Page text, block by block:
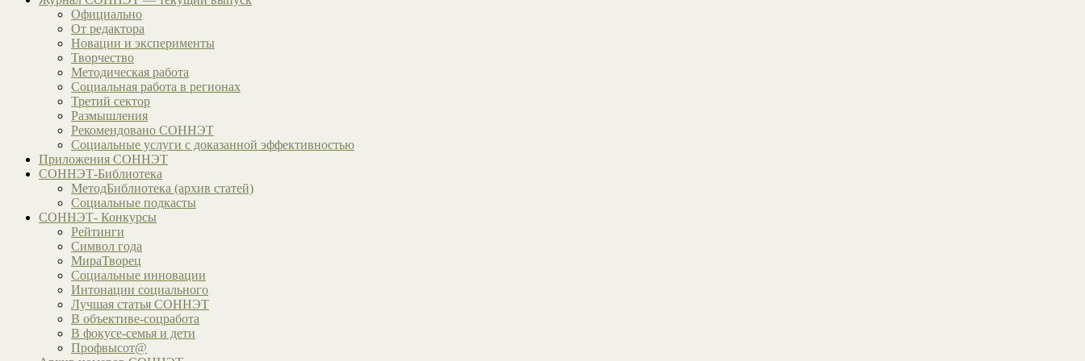
Официально
От редактора
Новации и эксперименты
Творчество
Методическая работа
Социальная работа в регионах
Третий сектор
Размышления
Рекомендовано СОННЭТ
Социальные услуги с доказанной эффективностью
Приложения СОННЭТ
СОННЭТ-Библиотека
МетодБиблиотека (архив статей)
Социальные подкасты
СОННЭТ- Конкурсы
Рейтинги
Символ года
МираТворец
Социальные инновации
Интонации социального
Лучшая статья СОННЭТ
В объективе-соцработа
В фокусе-семья и дети
Профвысот@